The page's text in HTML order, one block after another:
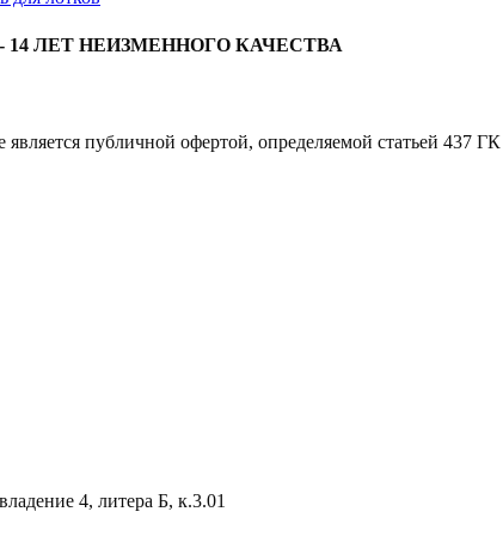
ЛЕТ НЕИЗМЕННОГО КАЧЕСТВА
публичной офертой, определяемой статьей 437
4, литера Б, к.3.01